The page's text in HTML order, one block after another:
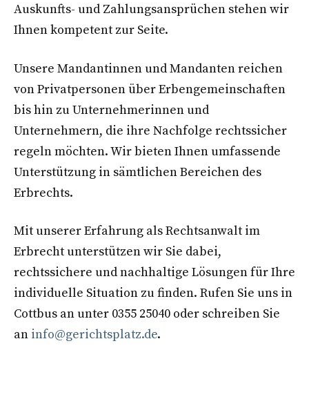
Auskunfts- und Zahlungsansprüchen stehen wir
Ihnen kompetent zur Seite.
Unsere Mandantinnen und Mandanten reichen
von Privatpersonen über Erbengemeinschaften
bis hin zu Unternehmerinnen und
Unternehmern, die ihre Nachfolge rechtssicher
regeln möchten. Wir bieten Ihnen umfassende
Unterstützung in sämtlichen Bereichen des
Erbrechts.
Mit unserer Erfahrung als Rechtsanwalt im
Erbrecht unterstützen wir Sie dabei,
rechtssichere und nachhaltige Lösungen für Ihre
individuelle Situation zu finden. Rufen Sie uns in
Cottbus an unter 0355 25040 oder schreiben Sie
an info@gerichtsplatz.de.